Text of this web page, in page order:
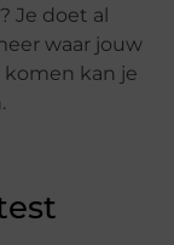
Je doet al
waar jouw
komen kan je